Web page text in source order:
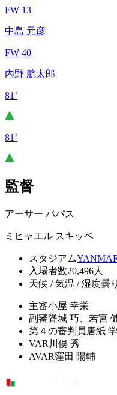
FW 13
中島 元彦
FW 40
内野 航太郎
81’
81’
監督
アーサー パパス
ミヒャエル スキッベ
スタジアム
入場者数20,496人
天候 / 気温 / 湿度曇
主審小屋 幸栄
副審聳城 巧、若宮
第４の審判員 唐紙
VAR 川俣 秀
AVAR窪田 陽輔